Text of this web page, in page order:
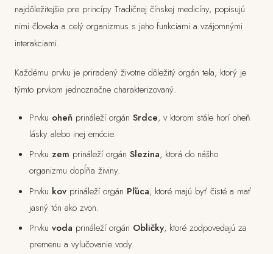
najdôležitejšie pre princípy Tradičnej čínskej medicíny, popisujú
nimi človeka a celý organizmus s jeho funkciami a vzájomnými
interakciami.
Každému prvku je priradený životne dôležitý orgán tela, ktorý je
týmto prvkom jednoznačne charakterizovaný.
Prvku oheň prináleží orgán Srdce, v ktorom stále horí oheň
lásky alebo inej emócie.
Prvku zem prináleží orgán Slezina, ktorá do nášho
organizmu dopĺňa živiny.
Prvku kov prináleží orgán Pľúca, ktoré majú byť čisté a mať
jasný tón ako zvon.
Prvku voda prináleží orgán Obličky, ktoré zodpovedajú za
premenu a vylučovanie vody.